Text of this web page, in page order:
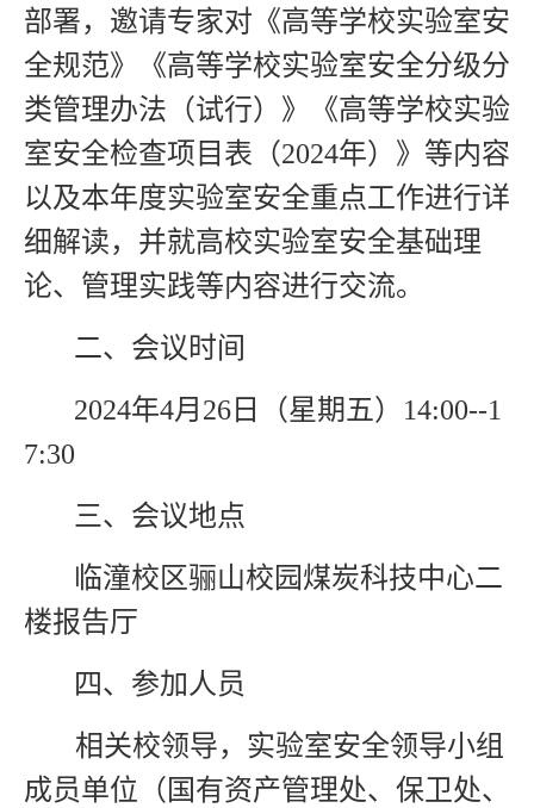
部署，邀请专家对《高等学校实验室安
全规范》《高等学校实验室安全分级分
类管理办法（试行）》《高等学校实验
室安全检查项目表（2024年）》等内容
以及本年度实验室安全重点工作进行详
细解读，并就高校实验室安全基础理
论、管理实践等内容进行交流。
二、会议时间
2024年4月 26 日（星期五） 14:00--1
7:30
三、会议地点
临潼校区骊山校园煤炭科技中心二
楼报告厅
四、参加人员
相关校领导，实验室安全领导小组
成员单位（国有资产管理处、保卫处、